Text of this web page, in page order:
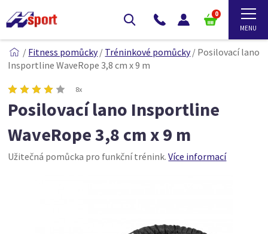
0
/ Fitness pomůcky/ Tréninkové pomůcky/ Posilovací lano
Insportline WaveRope 3,8 cm x 9 m
8x
Posilovací lano Insportline
WaveRope 3,8 cm x 9 m
Užitečná pomůcka pro funkční trénink.Více informací